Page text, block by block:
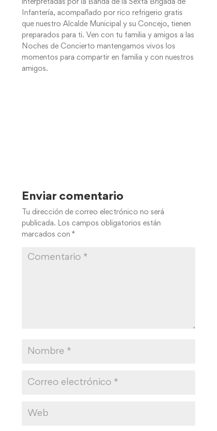
interpretadas por la Banda de la Sexta Brigada de
Infantería, acompañado por rico refrigerio gratis
que nuestro Alcalde Municipal y su Concejo, tienen
preparados para ti. Ven con tu familia y amigos a las
Noches de Concierto mantengamos vivos los
momentos para compartir en familia y con nuestros
amigos.
Enviar comentario
Tu dirección de correo electrónico no será
publicada. Los campos obligatorios están
marcados con *